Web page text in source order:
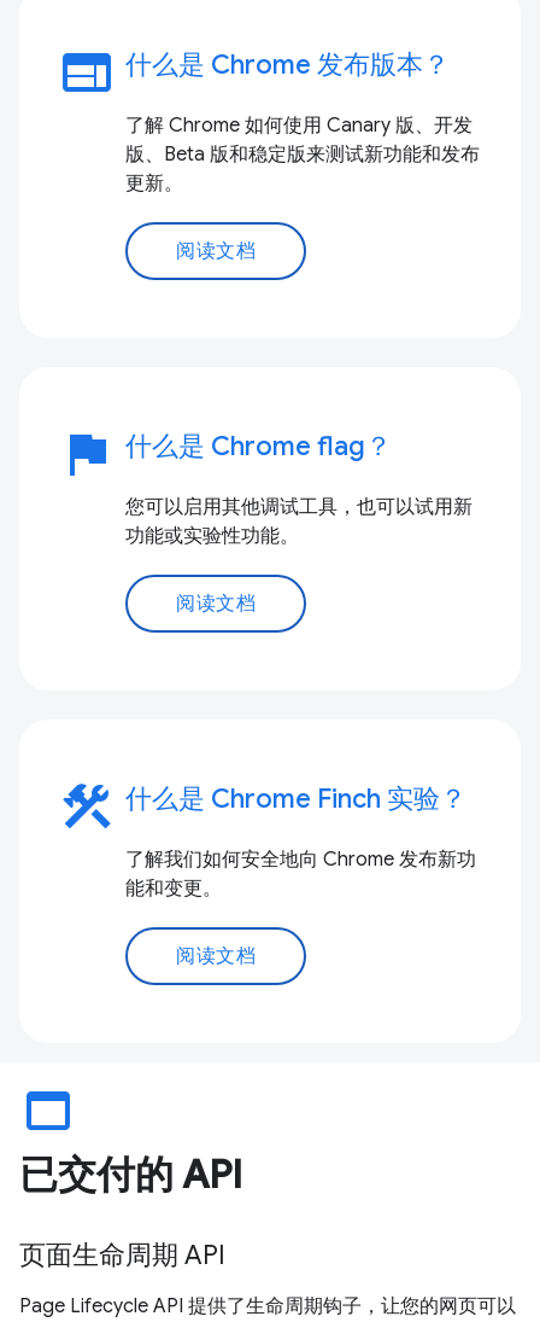
web 什么是 Chrome 发布版本？
了解 Chrome 如何使用 Canary 版、开发
版、Beta 版和稳定版来测试新功能和发布
更新。
阅读文档
flag 什么是 Chrome flag？
您可以启用其他调试工具，也可以试用新
功能或实验性功能。
阅读文档
construction 什么是 Chrome Finch 实验？
了解我们如何安全地向 Chrome 发布新功
能和变更。
阅读文档
web_asset
已交付的 API
页面生命周期 API
Page Lifecycle API 提供了生命周期钩子，让您的网页可以